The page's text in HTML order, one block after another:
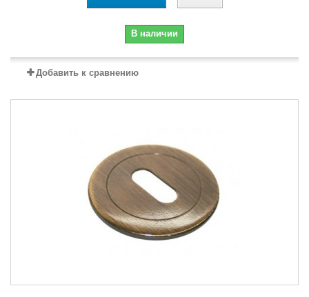
В наличии
Добавить к сравнению